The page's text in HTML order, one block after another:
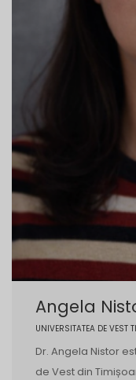
Angela
UNIVERSITATEA DE VEST
Dr. Angela Nistor
de Vest din